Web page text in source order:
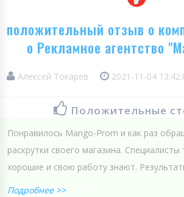
положительный отзыв о
о Рекламное агентство
Алексей Токарев 2021-11-04
Положительные
Понравилось Mango-Prom и как раз
раскрутки своего магазина. Специалисты
хорошие и свою работу знают.
Подробнее >>